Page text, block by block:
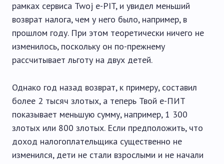
рамках сервиса Twoj e-PIT, и увидел меньший
возврат налога, чем у него было, например, в
прошлом году. При этом теоретически ничего не
изменилось, поскольку он по-прежнему
рассчитывает льготу на двух детей.
Однако год назад возврат, к примеру, составил
более 2 тысяч злотых, а теперь Твой e-ПИТ
показывает меньшую сумму, например, 1 300
злотых или 800 злотых. Если предположить, что
доход налогоплательщика существенно не
изменился, дети не стали взрослыми и не начали